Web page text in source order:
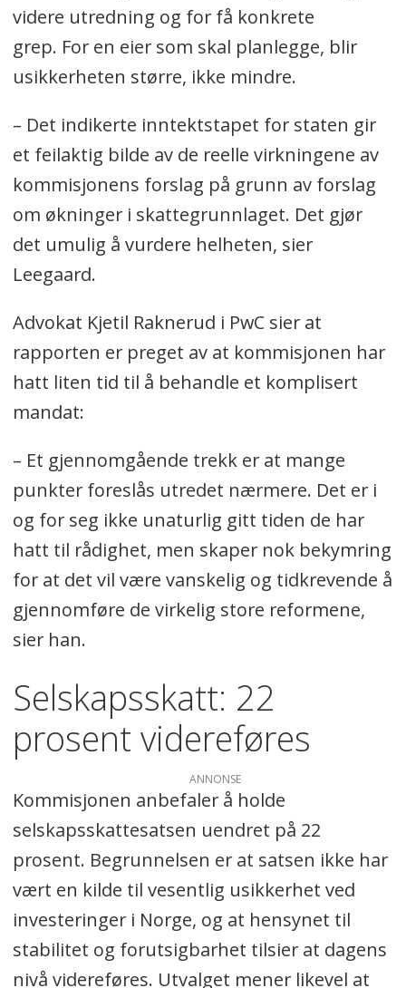
videre utredning og for få konkrete
grep. For en eier som skal planlegge, blir
usikkerheten større, ikke mindre.
– Det indikerte inntektstapet for staten gir
et feilaktig bilde av de reelle virkningene av
kommisjonens forslag på grunn av forslag
om økninger i skattegrunnlaget. Det gjør
det umulig å vurdere helheten, sier
Leegaard.
Advokat Kjetil Raknerud i PwC sier at
rapporten er preget av at kommisjonen har
hatt liten tid til å behandle et komplisert
mandat:
– Et gjennomgående trekk er at mange
punkter foreslås utredet nærmere. Det er i
og for seg ikke unaturlig gitt tiden de har
hatt til rådighet, men skaper nok bekymring
for at det vil være vanskelig og tidkrevende å
gjennomføre de virkelig store reformene,
sier han.
Selskapsskatt: 22
prosent videreføres
ANNONSE
Kommisjonen anbefaler å holde
selskapsskattesatsen uendret på 22
prosent. Begrunnelsen er at satsen ikke har
vært en kilde til vesentlig usikkerhet ved
investeringer i Norge, og at hensynet til
stabilitet og forutsigbarhet tilsier at dagens
nivå videreføres. Utvalget mener likevel at